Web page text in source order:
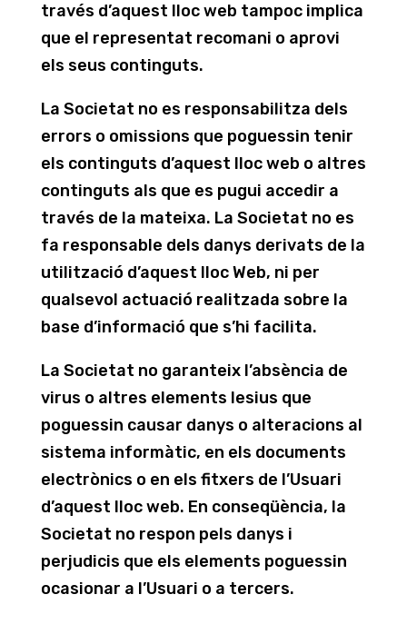
través d’aquest lloc web tampoc implica
que el representat recomani o aprovi
els seus continguts.
La Societat no es responsabilitza dels
errors o omissions que poguessin tenir
els continguts d’aquest lloc web o altres
continguts als que es pugui accedir a
través de la mateixa. La Societat no es
fa responsable dels danys derivats de la
utilització d’aquest lloc Web, ni per
qualsevol actuació realitzada sobre la
base d’informació que s’hi facilita.
La Societat no garanteix l’absència de
virus o altres elements lesius que
poguessin causar danys o alteracions al
sistema informàtic, en els documents
electrònics o en els fitxers de l’Usuari
d’aquest lloc web. En conseqüència, la
Societat no respon pels danys i
perjudicis que els elements poguessin
ocasionar a l’Usuari o a tercers.